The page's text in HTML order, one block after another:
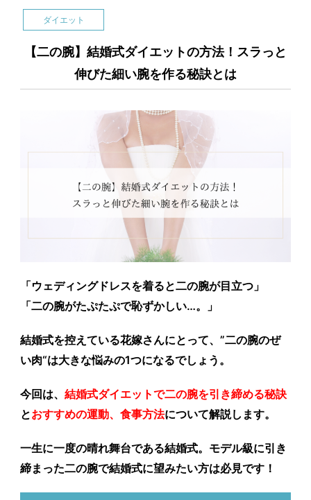
ダイエット
【二の腕】結婚式ダイエットの方法！スラっと
伸びた細い腕を作る秘訣とは
「ウェディングドレスを着ると二の腕が目立つ」
「二の腕がたぷたぷで恥ずかしい…。」
結婚式を控えている花嫁さんにとって、”二の腕のぜ
い肉“は大きな悩みの1つになるでしょう。
今回は、結婚式ダイエットで二の腕を引き締める秘訣
とおすすめの運動、食事方法について解説します。
一生に一度の晴れ舞台である結婚式。モデル級に引き
締まった二の腕で結婚式に望みたい方は必見です！